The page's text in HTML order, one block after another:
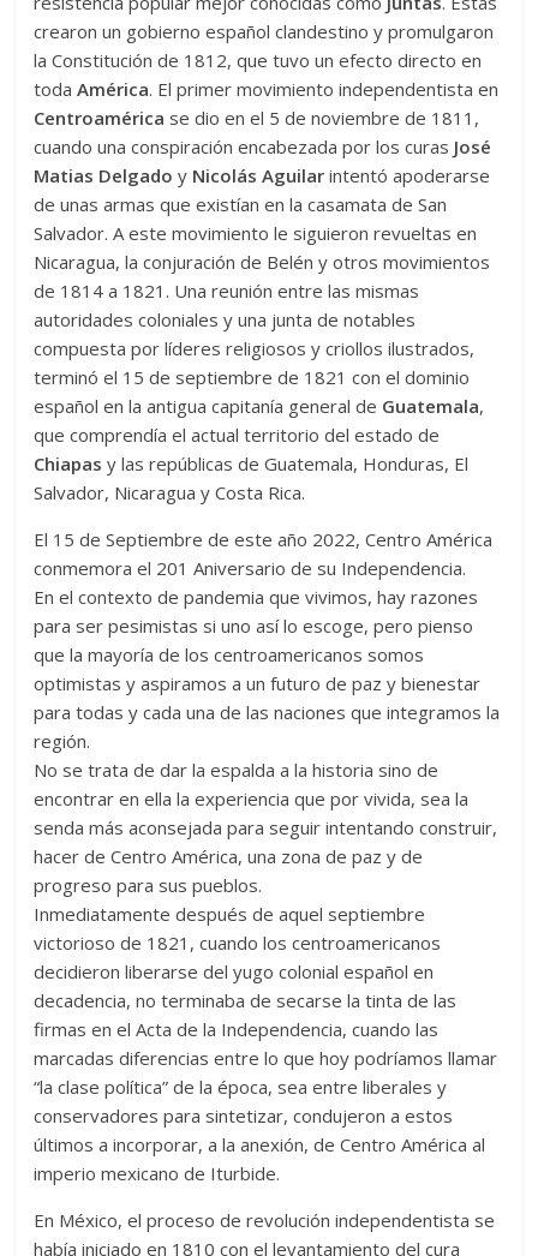
crearon un gobierno español clandestino y promulgaron
la Constitución de 1812, que tuvo un efecto directo en
todaAmérica. El primer movimiento independentista en
Centroamérica se dio en el 5 de noviembre de 1811,
cuando una conspiración encabezada por los curas José
Matias Delgado y Nicolás Aguilar intentó apoderarse
de unas armas que existían en la casamata de San
Salvador. A este movimiento le siguieron revueltas en
Nicaragua, la conjuración de Belén y otros movimientos
de 1814 a 1821. Una reunión entre las mismas
autoridades coloniales y una junta de notables
compuesta por líderes religiosos y criollos ilustrados,
terminó el 15 de septiembre de 1821 con el dominio
español en la antigua capitanía general de Guatemala,
que comprendía el actual territorio del estado de
Chiapas y las repúblicas de Guatemala, Honduras, El
Salvador, Nicaragua y Costa Rica.
El 15 de Septiembre de este año 2022, Centro América
conmemora el 201 Aniversario de su Independencia.
En el contexto de pandemia que vivimos, hay razones
para ser pesimistas si uno así lo escoge, pero pienso
que la mayoría de los centroamericanos somos
optimistas y aspiramos a un futuro de paz y bienestar
para todas y cada una de las naciones que integramos la
región.
No se trata de dar la espalda a la historia sino de
encontrar en ella la experiencia que por vivida, sea la
senda más aconsejada para seguir intentando construir,
hacer de Centro América, una zona de paz y de
progreso para sus pueblos.
Inmediatamente después de aquel septiembre
victorioso de 1821, cuando los centroamericanos
decidieron liberarse del yugo colonial español en
decadencia, no terminaba de secarse la tinta de las
firmas en el Acta de la Independencia, cuando las
marcadas diferencias entre lo que hoy podríamos llamar
“la clase política” de la época, sea entre liberales y
conservadores para sintetizar, condujeron a estos
últimos a incorporar, a la anexión, de Centro América al
imperio mexicano de Iturbide.
En México, el proceso de revolución independentista se
había iniciado en 1810 con el levantamiento del cura